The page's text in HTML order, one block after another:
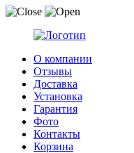
О компании
Отзывы
Доставка
Установка
Гарантия
Фото
Контакты
Корзина